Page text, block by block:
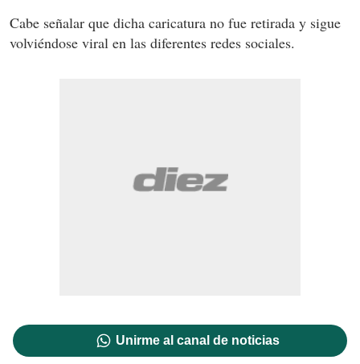
Cabe señalar que dicha caricatura no fue retirada y sigue
volviéndose viral en las diferentes redes sociales.
Unirme al canal de noticias